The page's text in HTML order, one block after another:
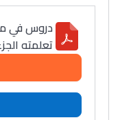
دروس في
تعلمته